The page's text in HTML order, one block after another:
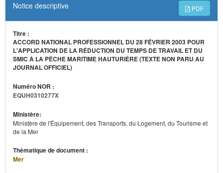
Notice descriptive PDF
Titre :
ACCORD NATIONAL PROFESSIONNEL DU 28 FÉVRIER 2003 POUR
L'APPLICATION DE LA RÉDUCTION DU TEMPS DE TRAVAIL ET DU
SMIC À LA PÊCHE MARITIME HAUTURIÈRE (TEXTE NON PARU AU
JOURNAL OFFICIEL)
Numéro NOR :
EQUH0310277X
Ministère:
Ministère de l'Équipement, des Transports, du Logement, du Tourisme et
de la Mer
Thématique de document :
Mer